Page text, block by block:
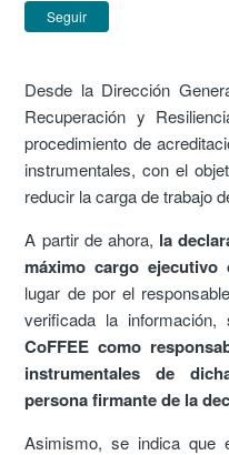
Seguir
Desde la Dirección
Recuperación y
procedimiento de
instrumentales, con el
reducir la carga de trabajo
A partir de ahora, la
máximo cargo
lugar de por el
verificada la
CoFFEE como
instrumentales de
persona firmante de la
Asimismo, se indica que